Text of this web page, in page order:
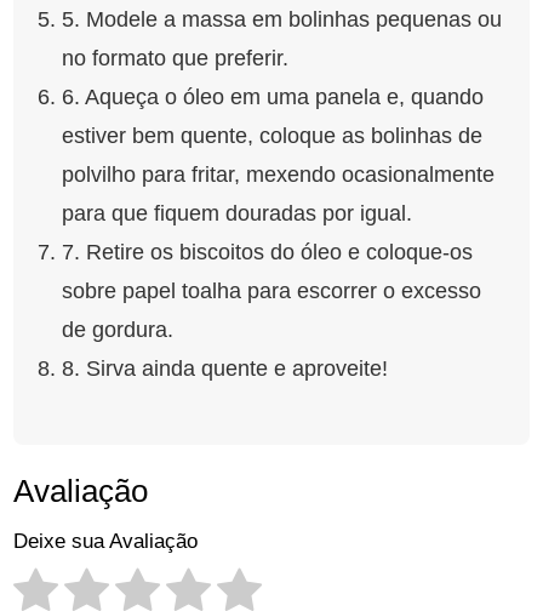
5. Modele a massa em bolinhas pequenas ou
no formato que preferir.
6. Aqueça o óleo em uma panela e, quando
estiver bem quente, coloque as bolinhas de
polvilho para fritar, mexendo ocasionalmente
para que fiquem douradas por igual.
7. Retire os biscoitos do óleo e coloque-os
sobre papel toalha para escorrer o excesso
de gordura.
8. Sirva ainda quente e aproveite!
Avaliação
Deixe sua Avaliação